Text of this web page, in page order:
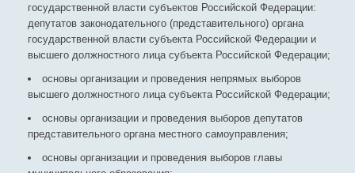
государственной власти субъектов Российской Федерации:
депутатов законодательного (представительного) органа
государственной власти субъекта Российской Федерации и
высшего должностного лица субъекта Российской Федерации;
основы организации и проведения непрямых выборов
высшего должностного лица субъекта Российской Федерации;
основы организации и проведения выборов депутатов
представительного органа местного самоуправления;
основы организации и проведения выборов главы